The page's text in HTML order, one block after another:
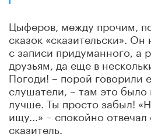
Цыферов, между прочим,
сказок «сказительски».
с записи придуманного, а
друзьям, да еще в
Погоди! – порой говорили
слушатели, – там это было
лучше. Ты просто забыл!
ищу...» – спокойно отвечал
сказитель.